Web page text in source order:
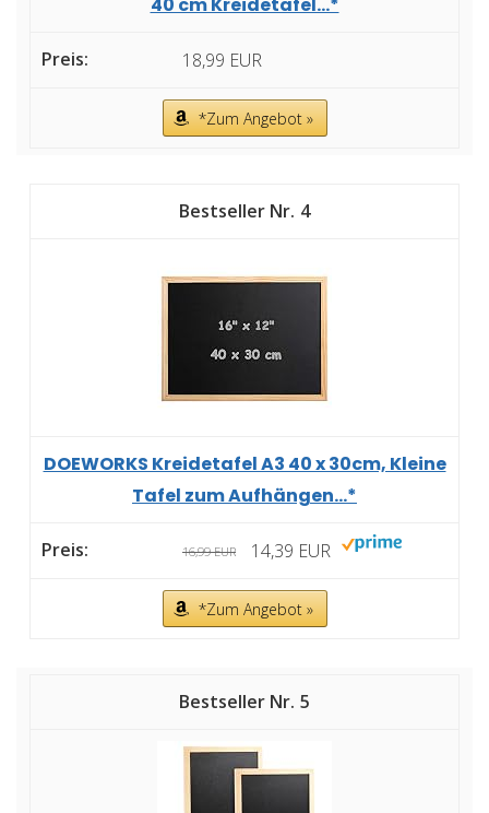
18,99 EUR
*Zum Angebot »
4
DOEWORKS Kreidetafel A3 40 x 30cm, Kleine
Tafel zum Aufhängen...*
16,99 EUR 14,39 EUR
*Zum Angebot »
5